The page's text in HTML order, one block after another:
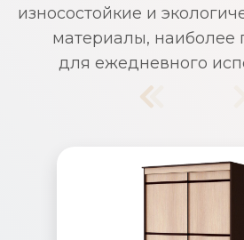
износостойкие и
материалы, наиболее
для ежедневного
Шкафы-купе